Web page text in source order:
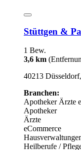
Stüttgen &
1 Bew.
3,6 km
40213
Branchen:
ApothekerÄrzte
Apotheker
Ärzte
eCommerce
Heilberufe /